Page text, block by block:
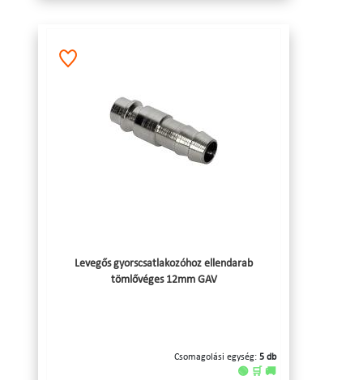
Levegős gyorscsatlakozóhoz ellendarab
tömlővéges 12mm GAV
Csomagolási egység: 5 db
🟢 🛒 🚚